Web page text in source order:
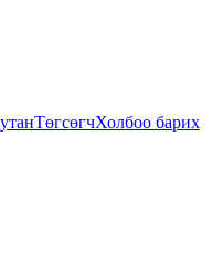
ТөгсөгчХолбоо барих